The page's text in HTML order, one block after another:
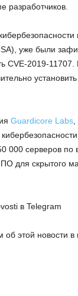
разработчиков.
уже были
CVE-2019-11707.
Guardicore Labs
000 серверов по
для скрытого
в Telegram
этой новости в